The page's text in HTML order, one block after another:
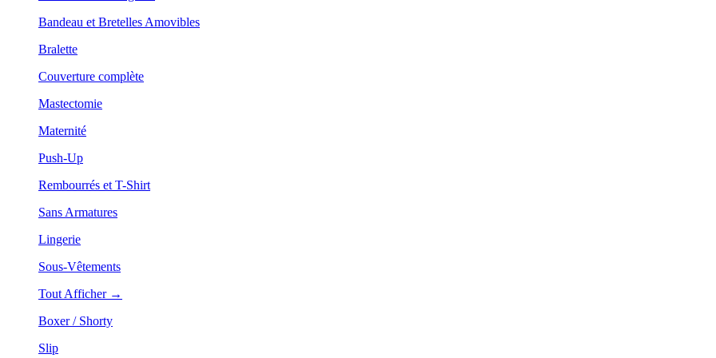
Bandeau et Bretelles Amovibles
Bralette
Couverture complète
Mastectomie
Maternité
Push-Up
Rembourrés et T-Shirt
Sans Armatures
Lingerie
Sous-Vêtements
Tout Afficher →
Boxer / Shorty
Slip